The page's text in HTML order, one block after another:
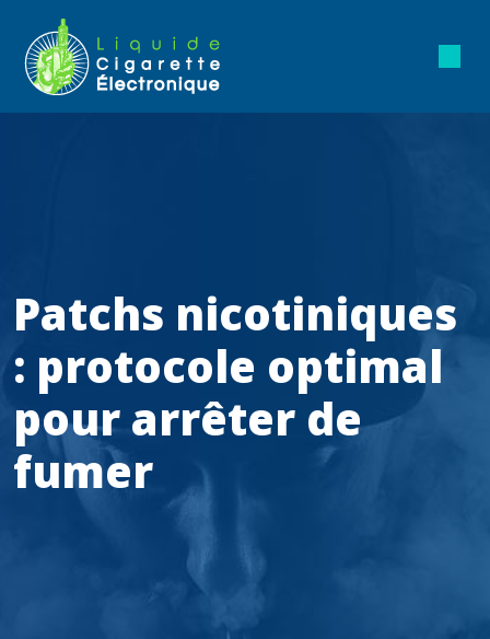
Patchs nicotiniques
: protocole optimal
pour arrêter de
fumer